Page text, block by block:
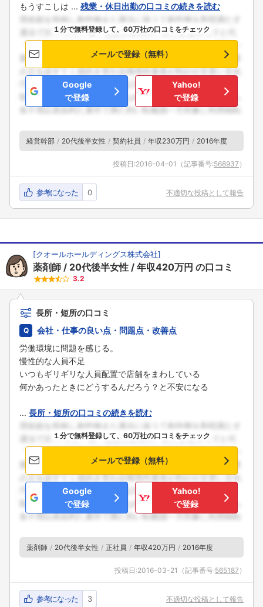
もうすこしは ... 残業・休日出勤の口コミの続きを読む
１分で無料登録して、60万社の口コミをチェック
メールで登録（無料）
Google
で登録
Yahoo!
で登録
経営幹部 20代後半女性 契約社員 年収230万円 2016年度
投稿日:2016-04-01 （記事番号:568937 ）
参考になった 0 不適切な投稿として報告
[クオールホールディングス株式会社]
薬剤師 20代後半女性 年収420万円 の口コミ
3.2
長所・短所の口コミ
会社・仕事の良い点・問題点・改善点
労働環境に問題を感じる。
慢性的な人員不足
いつもギリギリな人員配置で店舗をまわしている
何かあったときにどうするんだろう？と不安になる
... 長所・短所の口コミの続きを読む
１分で無料登録して、60万社の口コミをチェック
メールで登録（無料）
Google
で登録
Yahoo!
で登録
薬剤師 20代後半女性 正社員 年収420万円 2016年度
投稿日:2016-03-21 （記事番号:565187 ）
参考になった 3 不適切な投稿として報告